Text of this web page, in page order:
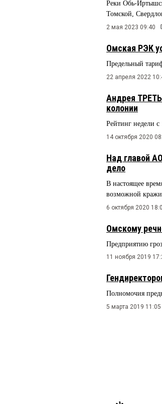
Реки Обь-
Томской,
2 мая 2023 09:40
Омская РЭК
Предельный
22 апреля 2022
Андрея
колонии
Рейтинг недели
14 октября 2020
Над главой
дело
В настоящее
возможной кражи
6 октября 2020
Омскому
Предприятию
11 ноября 2019
Полномочия
5 марта 2019 11:05